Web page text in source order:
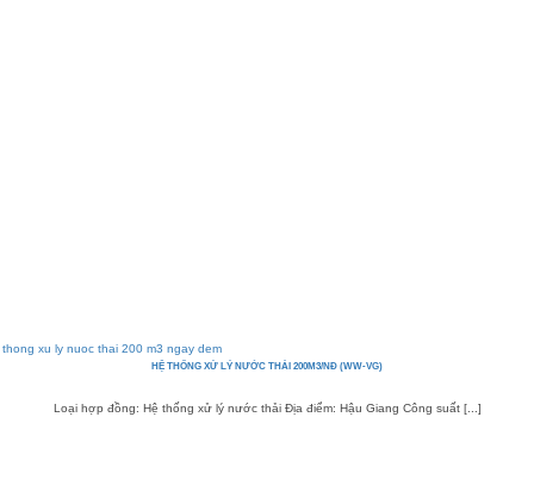
HỆ THỐNG XỬ LÝ NƯỚC THẢI 200M3/NĐ (WW-VG)
Loại hợp đồng: Hệ thống xử lý nước thải Địa điểm: Hậu Giang Công suất [...]